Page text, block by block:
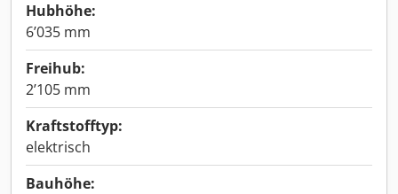
Hubhöhe:
6’035 mm
Freihub:
2’105 mm
Kraftstofftyp:
elektrisch
Bauhöhe: